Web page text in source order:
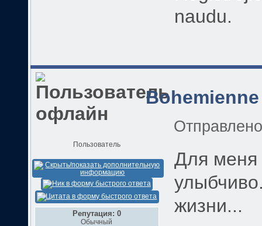
naudu.
Bohemienne
Пользователь
Репутация: 0
Обычный
Для меня
жизни...